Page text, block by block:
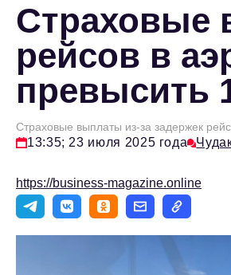
Страховые
рейсов в
превысить
Страховые выплаты из-за задержек
13:35; 23 июля 2025 года
https://business-magazine.online